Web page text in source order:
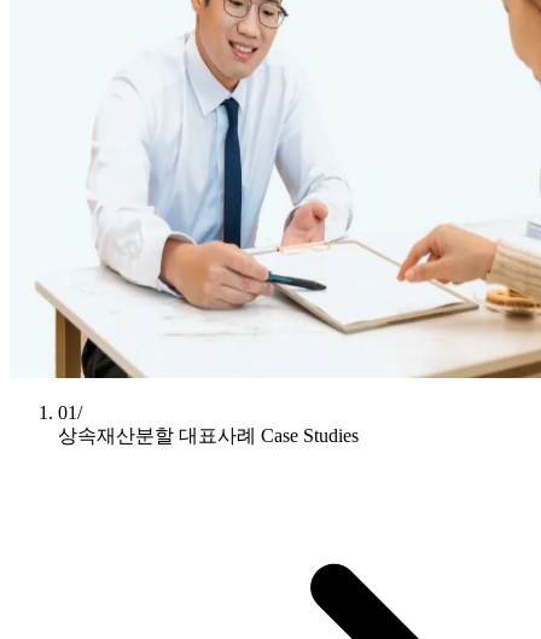
01/
상속재산분할 대표사례 Case Studies